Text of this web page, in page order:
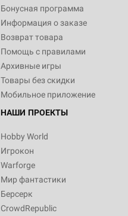
Бонусная программа
Информация о заказе
Возврат товара
Помощь с правилами
Архивные игры
Товары без скидки
Мобильное приложение
НАШИ ПРОЕКТЫ
Hobby World
Игрокон
Warforge
Мир фантастики
Берсерк
CrowdRepublic